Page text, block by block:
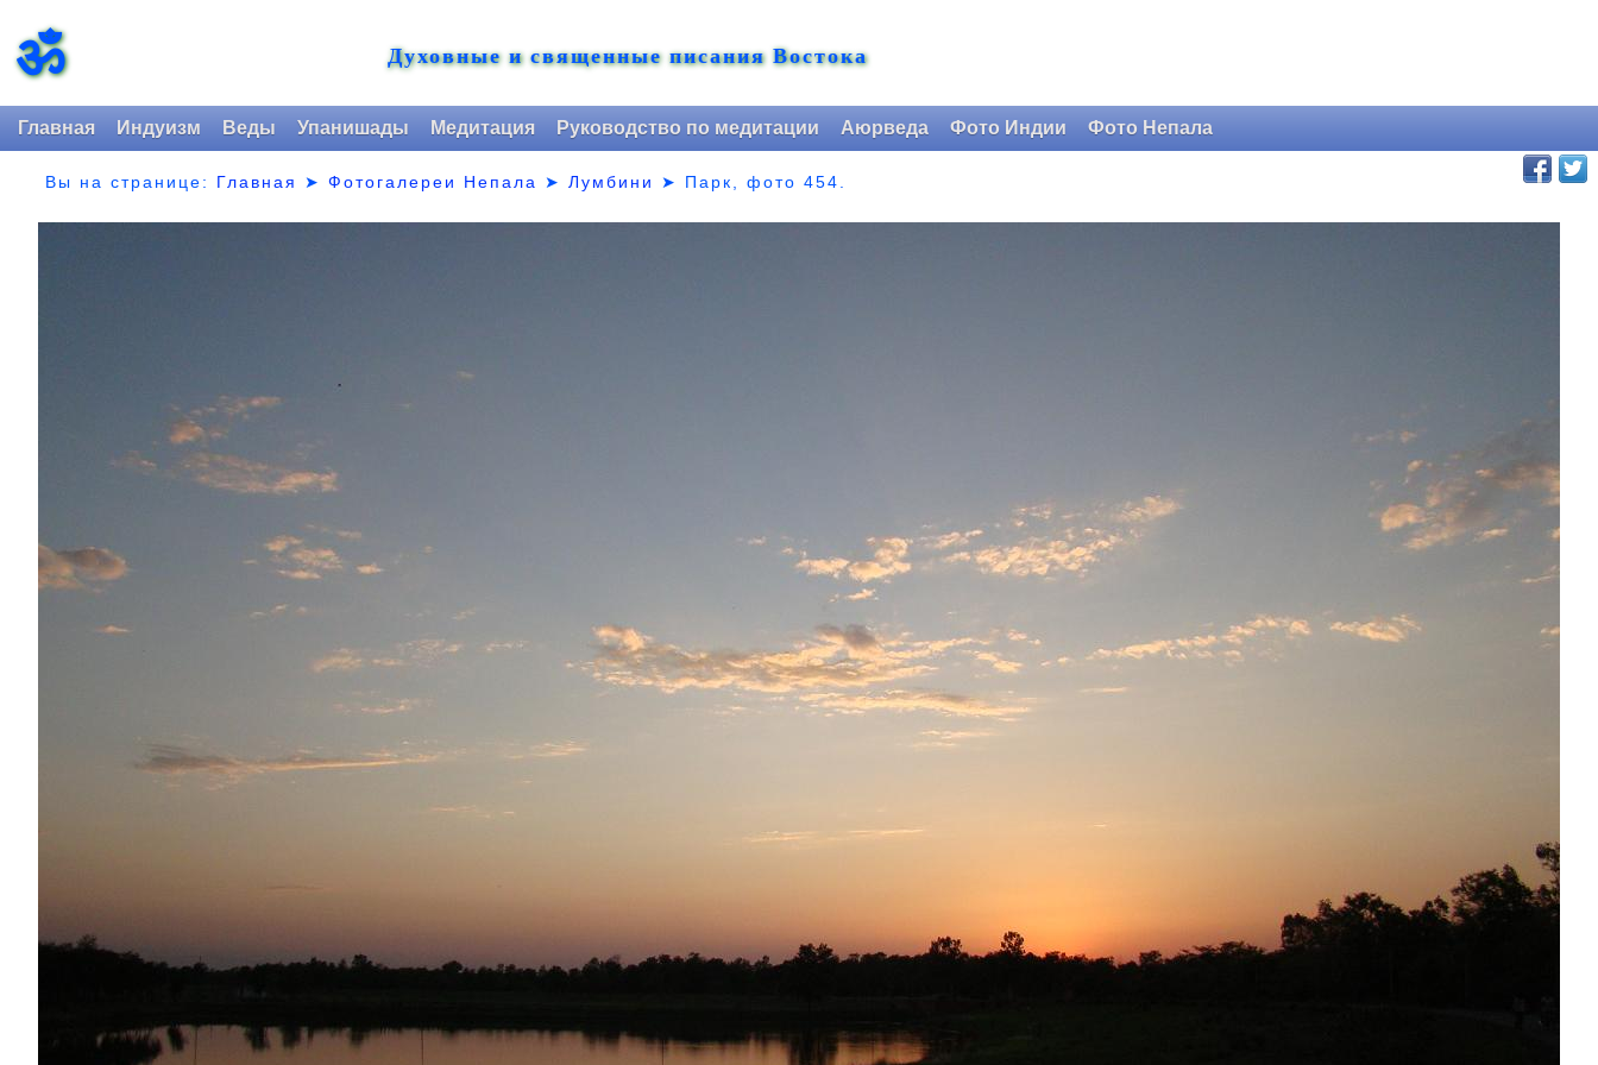
ॐ Духовные и священные писания Востока
Главная Индуизм Веды Упанишады Медитация Руководство по медитации Аюрведа Фото Индии Фото Непала
Вы на странице: Главная ➤Фотогалереи Непала ➤Лумбини ➤ Парк,фото 454.